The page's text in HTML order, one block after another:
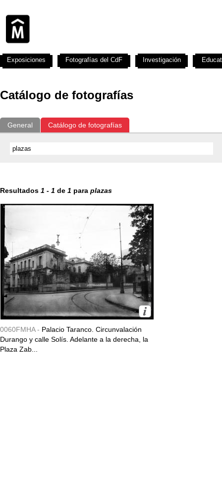
Catálogo de fotografías
General Catálogo de fotografías
Resultados 1 - 1 de 1 para plazas
0060FMHA - Palacio Taranco. Circunvalación
Durango y calle Solís. Adelante a la derecha, la
Plaza Zab...
Exposiciones Fotografías del CdF Investigación